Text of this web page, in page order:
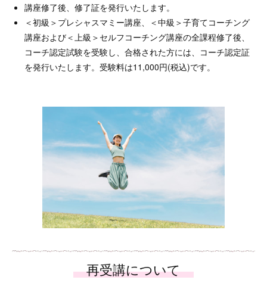
講座修了後、修了証を発行いたします。
＜初級＞プレシャスマミー講座、＜中級＞子育てコーチング
講座および＜上級＞セルフコーチング講座の全課程修了後、
コーチ認定試験を受験し、合格された方には、コーチ認定証
を発行いたします。受験料は11,000円(税込)です。